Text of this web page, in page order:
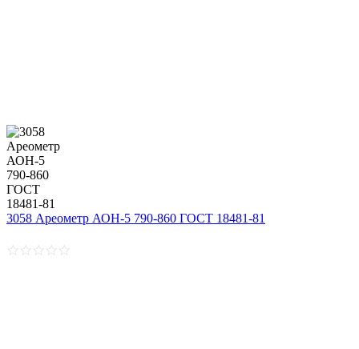
3058 Ареометр АОН-5 790-860 ГОСТ 18481-81